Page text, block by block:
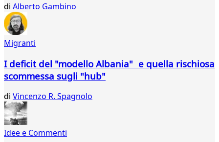
di Alberto Gambino
Migranti
I deficit del "modello Albania" e quella rischiosa
scommessa sugli "hub"
di Vincenzo R. Spagnolo
Idee e Commenti